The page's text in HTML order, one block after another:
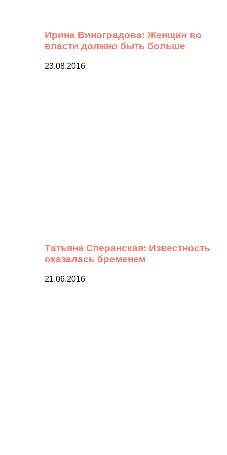
Ирина Виноградова: Женщин во
власти должно быть больше
23.08.2016
Татьяна Сперанская: Известность
оказалась бременем
21.06.2016